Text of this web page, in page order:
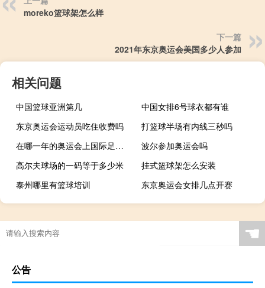
moreko篮球架怎么样
下一篇
2021年东京奥运会美国多少人参加
相关问题
中国篮球亚洲第几
中国女排6号球衣都有谁
东京奥运会运动员吃住收费吗
打篮球半场有内线三秒吗
在哪一年的奥运会上国际足联限定
波尔参加奥运会吗
高尔夫球场的一码等于多少米
挂式篮球架怎么安装
泰州哪里有篮球培训
东京奥运会女排几点开赛
☚
公告